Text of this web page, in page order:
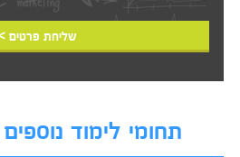
שליחת פרטים
תחומי לימוד